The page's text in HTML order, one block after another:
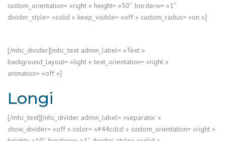
custom_orientation= »right » height= »50″ borderw= »1″
divider_style= »solid » keep_visible= »off » custom_radius= »on »]
[/mhc_divider][mhc_text admin_label= »Text »
background_layout= »light » text_orientation= »right »
animation= »off »]
Longi
[/mhc_text][mhc_divider admin_label= »separator »
show_divider= »off » color= »#44cdcd » custom_orientation= »right »